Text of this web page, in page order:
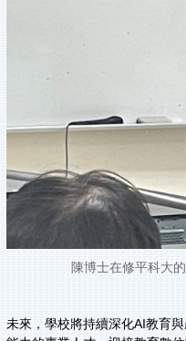
陳博士在修平科大
未來，學校將持續深化AI教育